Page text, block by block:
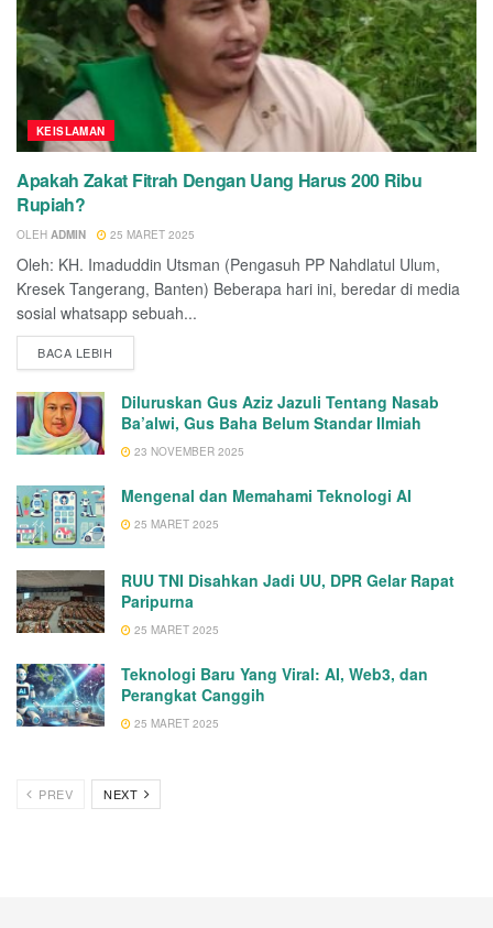
KEISLAMAN
Apakah Zakat Fitrah Dengan Uang Harus 200 Ribu
Rupiah?
OLEH ADMIN 25 MARET 2025
Oleh: KH. Imaduddin Utsman (Pengasuh PP Nahdlatul Ulum,
Kresek Tangerang, Banten) Beberapa hari ini, beredar di media
sosial whatsapp sebuah...
BACA LEBIH
Diluruskan Gus Aziz Jazuli Tentang Nasab
Ba’alwi, Gus Baha Belum Standar Ilmiah
23 NOVEMBER 2025
Mengenal dan Memahami Teknologi AI
25 MARET 2025
RUU TNI Disahkan Jadi UU, DPR Gelar Rapat
Paripurna
25 MARET 2025
Teknologi Baru Yang Viral: AI, Web3, dan
Perangkat Canggih
25 MARET 2025
PREV NEXT